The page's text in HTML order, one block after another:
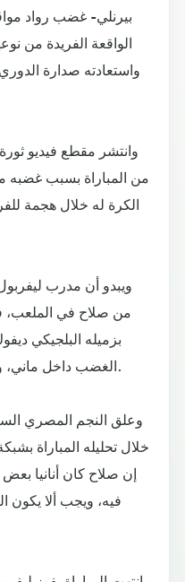
بيرنلي- غضب رواد
الواقعة الفريدة من
واستعادته صدارة
من المباراة بسبب غضبه
الكرة له خلال هجمة
ويبدو أن مدرب
من صلاح في الملعب،
بزميله البلجيكي
الغضب داخل ماني، وهو ما قابله المدرب بهدوء شديد.
وعلق النجم المصري
خلال تحليله المباراة
إن صلاح كان أنانيا
فيه، ويجب ألا يكون